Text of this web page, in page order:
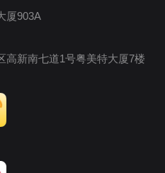
厦903A
高新南七道1号粤美特大厦7楼